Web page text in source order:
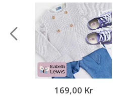
169,00 Kr